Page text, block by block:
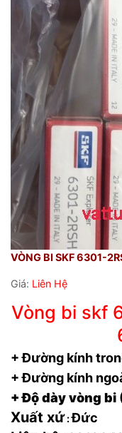
VÒNG BI SKF 6301-
Giá: Liên Hệ
Vòng bi skf
+ Đường kính
+ Đường kính
+ Độ dày vòng bi
Xuất xứ:Đức